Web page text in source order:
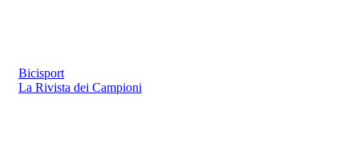
Bicisport
La Rivista dei Campioni